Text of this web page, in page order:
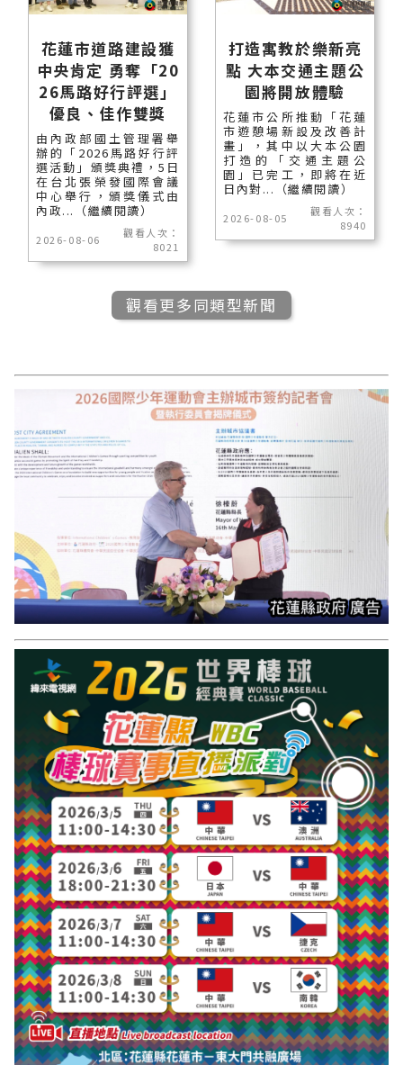
花蓮市道路建設獲
中央肯定 勇奪「20
26馬路好行評選」
優良、佳作雙獎
由內政部國土管理署舉
辦的「2026馬路好行評
選活動」頒獎典禮，5日
在台北張榮發國際會議
中心舉行，頒獎儀式由
內政...（繼續閱讀）
2026-08-06
觀看人次：
8021
打造寓教於樂新亮
點 大本交通主題公
園將開放體驗
花蓮市公所推動「花蓮
市遊憩場新設及改善計
畫」，其中以大本公園
打造的「交通主題公
園」已完工，即將在近
日內對...（繼續閱讀）
2026-08-05
觀看人次：
8940
觀看更多同類型新聞